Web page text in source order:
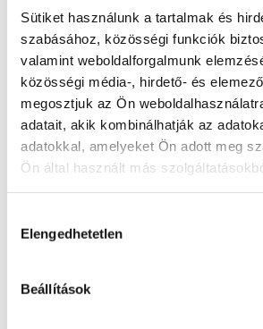
Sütiket használunk a tartalmak és
szabásához, közösségi funkciók
valamint weboldalforgalmunk
közösségi média-, hirdető- és
megosztjuk az Ön
adatait, akik kombinálhatják az
adatokkal, amelyeket Ön adott meg
Ön által használt más
kiválasztása
Elengedhetetlen
Beállítások